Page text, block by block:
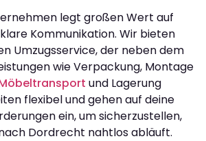
legt großen Wert auf
Kommunikation. Wir bieten
Umzugsservice, der neben dem
wie Verpackung, Montage
und Lagerung
flexibel und gehen auf deine
ein, um sicherzustellen,
Dordrecht nahtlos abläuft.